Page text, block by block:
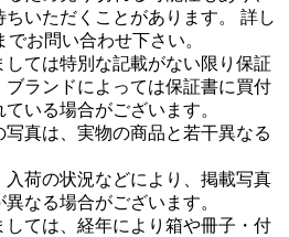
いただくことがあります。 詳し
でお問い合わせ下さい。
しては特別な記載がない限り保証
ブランドによっては保証書に買付
いる場合がございます。
真は、実物の商品と若干異なる
入荷の状況などにより、掲載写真
なる場合がございます。
しては、経年により箱や冊子・付